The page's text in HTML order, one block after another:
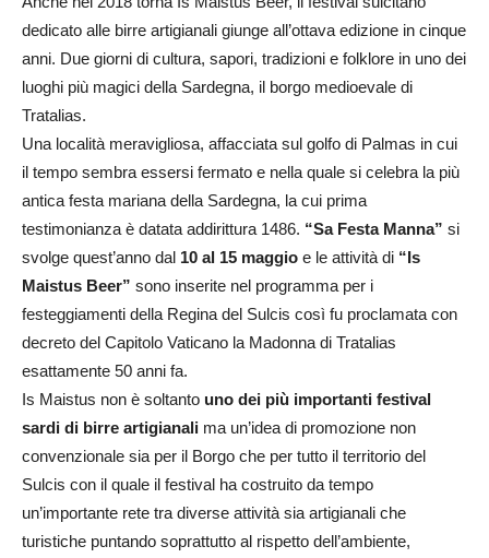
dedicato alle birre artigianali giunge all’ottava edizione in cinque
anni. Due giorni di cultura, sapori, tradizioni e folklore in uno dei
luoghi più magici della Sardegna, il borgo medioevale di
Tratalias.
Una località meravigliosa, affacciata sul golfo di Palmas in cui
il tempo sembra essersi fermato e nella quale si celebra la più
antica festa mariana della Sardegna, la cui prima
testimonianza è datata addirittura 1486. “Sa Festa Manna” si
svolge quest’anno dal 10 al 15 maggio e le attività di “Is
Maistus Beer” sono inserite nel programma per i
festeggiamenti della Regina del Sulcis così fu proclamata con
decreto del Capitolo Vaticano la Madonna di Tratalias
esattamente 50 anni fa.
Is Maistus non è soltanto uno dei più importanti festival
sardi di birre artigianali ma un’idea di promozione non
convenzionale sia per il Borgo che per tutto il territorio del
Sulcis con il quale il festival ha costruito da tempo
un’importante rete tra diverse attività sia artigianali che
turistiche puntando soprattutto al rispetto dell’ambiente,